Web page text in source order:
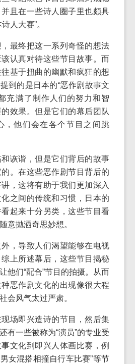
且在一些诗人圈子里也颇具
人大赛”。
最终把这一系列奇怪的想法
认真对待这些节目故事。而
基于扭曲的幽默和疯狂的想
到的是日本的“恶作剧故事文
充满了制作人们的努力和智
效果。但是它们的幕后团队
，他们会在各个节目之间跳
诙谐，但是它们背后的故事
。在这些恶作剧节目背后的
，这将有助于我们更加深入
之间的传统和习惯，日本的
起来十分另类，这些节目看
意抛洒奇思妙想。
，导致人们渴望能够在电视
综上所述幕后，这些节目揭秘
他们“配合”节目的拍摄。从而
恶作剧文化的出现像很大程
会风气太过严肃。
场即兴造诗的节目，然后集
有一些被称为“演员”的专业受
文化到即兴人体画比赛，例
男女混搭相撞自行车比赛”等节